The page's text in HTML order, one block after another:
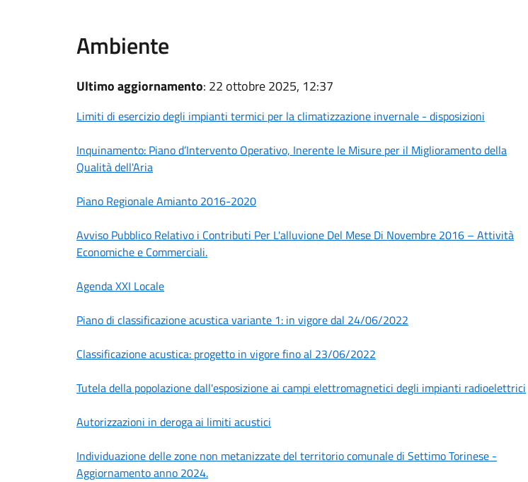
Ambiente
Ultimo aggiornamento: 22 ottobre 2025, 12:37
Limiti di esercizio degli impianti termici per la climatizzazione invernale - disposizioni
Inquinamento: Piano d’Intervento Operativo, Inerente le Misure per il Miglioramento della
Qualità dell'Aria
Piano Regionale Amianto 2016-2020
Avviso Pubblico Relativo i Contributi Per L'alluvione Del Mese Di Novembre 2016 – Attività
Economiche e Commerciali.
Agenda XXI Locale
Piano di classificazione acustica variante 1: in vigore dal 24/06/2022
Classificazione acustica: progetto in vigore fino al 23/06/2022
Tutela della popolazione dall'esposizione ai campi elettromagnetici degli impianti radioelettrici
Autorizzazioni in deroga ai limiti acustici
Individuazione delle zone non metanizzate del territorio comunale di Settimo Torinese -
Aggiornamento anno 2024.